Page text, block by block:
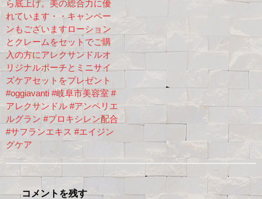
ら底上げ。美の総合力に優
れています・・キャンペー
ンもございますローション
とクレームをセットでご購
入の方にアレクサンドルオ
リジナルポーチとミニサイ
ズケアセットをプレゼント
#oggiavanti #岐阜市美容室 #
アレクサンドル #アンペリエ
ルグラン #プロキシレン配合
#サフランエキス #エイジン
グケア
コメントを残す